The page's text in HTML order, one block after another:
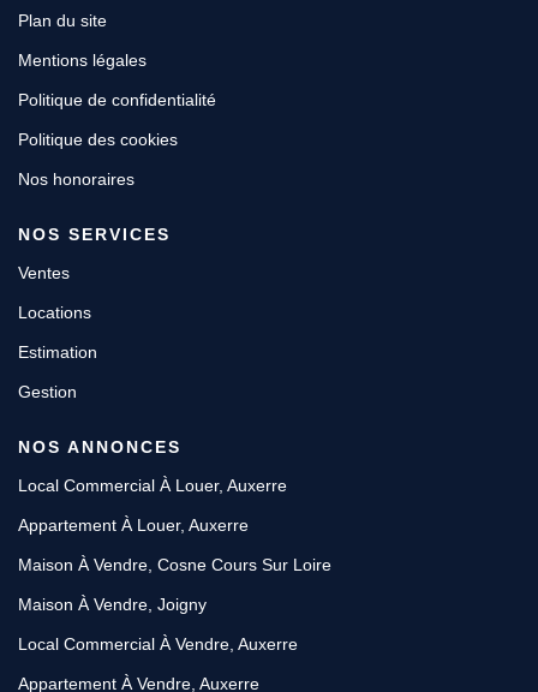
Plan du site
Mentions légales
Politique de confidentialité
Politique des cookies
Nos honoraires
NOS SERVICES
Ventes
Locations
Estimation
Gestion
NOS ANNONCES
Local Commercial À Louer, Auxerre
Appartement À Louer, Auxerre
Maison À Vendre, Cosne Cours Sur Loire
Maison À Vendre, Joigny
Local Commercial À Vendre, Auxerre
Appartement À Vendre, Auxerre